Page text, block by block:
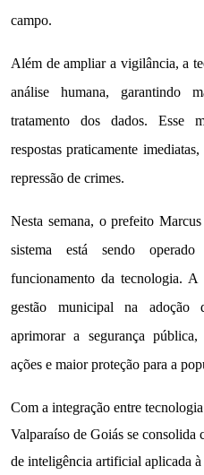
campo.
Além de ampliar a vigilância, a
análise humana, garantindo
tratamento dos dados. Esse
respostas praticamente
repressão de crimes.
Nesta semana, o prefeito
sistema está sendo
funcionamento da tecnologia.
gestão municipal na adoção
aprimorar a segurança
ações e maior proteção para a
Com a integração entre
Valparaíso de Goiás se consolida
de inteligência artificial aplicada